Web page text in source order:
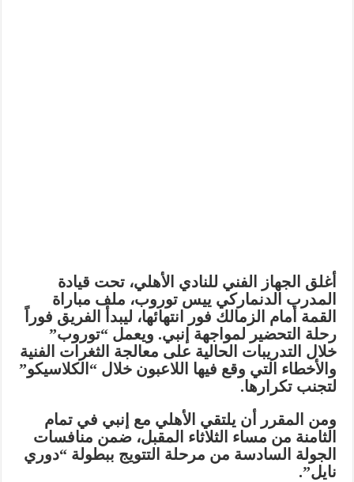
أغلق الجهاز الفني للنادي الأهلي، تحت قيادة
المدرب الدنماركي ييس توروب، ملف مباراة
القمة أمام الزمالك فور انتهائها، ليبدأ الفريق فوراً
رحلة التحضير لمواجهة إنبي. ويعمل “توروب”
خلال التدريبات الحالية على معالجة الثغرات الفنية
والأخطاء التي وقع فيها اللاعبون خلال “الكلاسيكو”
لتجنب تكرارها.
ومن المقرر أن يلتقي الأهلي مع إنبي في تمام
الثامنة من مساء الثلاثاء المقبل، ضمن منافسات
الجولة السادسة من مرحلة التتويج ببطولة “دوري
نايل”.